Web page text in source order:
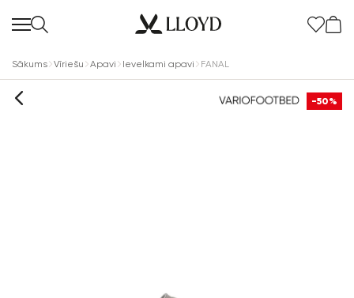
Sākums Vīriešu Apavi Ievelkami apavi FANAL
-50%